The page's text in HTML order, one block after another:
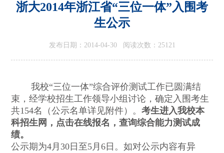
浙大2014年浙江省“三位一体”入围考
生公示
发布日期：2014-04-30 阅读次数： 25121
我校“三位一体”综合评价测试工作已圆满结
束，经学校招生工作领导小组讨论，确定入围考生
共154名（公示名单详见附件）。考生进入我校本
科招生网，点击在线报名，查询综合能力测试成
绩。
公示期为4月30日至5月6日。如对公示内容有异